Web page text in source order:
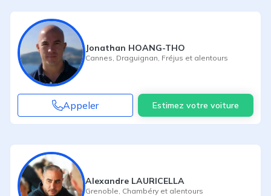
Jonathan HOANG-THO
Cannes Draguignan Fréjus et alentours
Appeler Estimez votre voiture
Alexandre LAURICELLA
Grenoble Chambéry et alentours